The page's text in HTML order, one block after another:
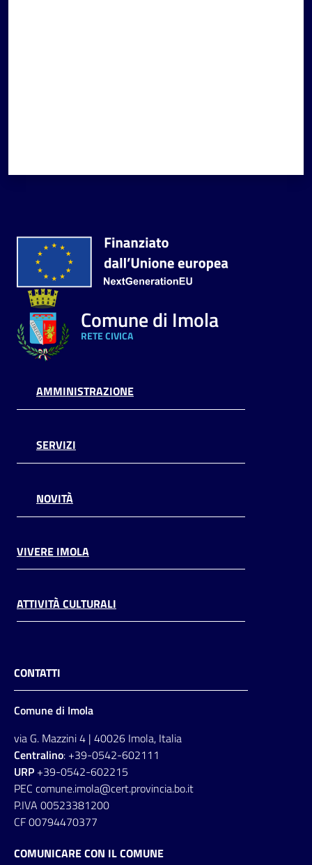
Comune di Imola
RETE CIVICA
AMMINISTRAZIONE
SERVIZI
NOVITÀ
VIVERE IMOLA
ATTIVITÀ CULTURALI
CONTATTI
Comune di Imola
via G. Mazzini 4 | 40026 Imola, Italia
Centralino: +39-0542-602111
URP +39-0542-602215
PEC comune.imola@cert.provincia.bo.it
P.IVA 00523381200
CF 00794470377
COMUNICARE CON IL COMUNE